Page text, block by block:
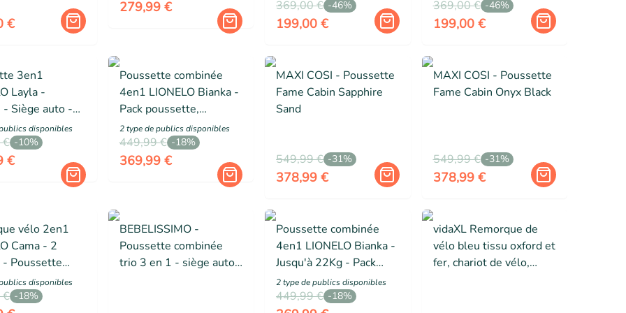
€
accessoires - Beige
279,99 € 369,00 € -46%
199,00 €
Canne rouge
369,00 € -46%
199,00 €
3en1
Layla -
- Siège auto -
- Habillage
-
- Noir
s disponibles
€ -10%
€
Poussette combinée
4en1 LIONELO Bianka -
Pack poussette,
Nacelle, Siège auto,
Base ISOFIX, Sac et
accessoires - Beige clair
2 type de publics disponibles
449,99 € -18%
369,99 €
MAXI COSI - Poussette
Fame Cabin Sapphire
Sand
549,99 € -31%
378,99 €
MAXI COSI - Poussette
Fame Cabin Onyx Black
549,99 € -31%
378,99 €
vélo 2en1
Cama - 2
Poussette
-
flexible
s disponibles
€ -18%
BEBELISSIMO -
Poussette combinée
trio 3 en 1 - siège auto
Poussette combinée
4en1 LIONELO Bianka -
Jusqu'à 22Kg - Pack
poussette, Nacelle,
Siège auto, Base
2type de publics disponibles
449,99 € -18%
vidaXL Remorque de
vélo bleu tissu oxford et
fer, chariot de vélo,